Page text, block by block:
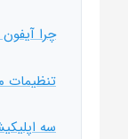
چرا
تنظیمات
سه